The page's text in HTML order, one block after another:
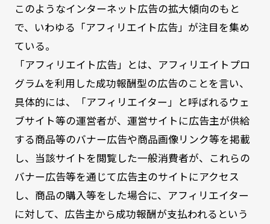
このようなインターネット広告の拡大傾向のもと
で、いわゆる「アフィリエイト広告」が注目を集め
ている。
「アフィリエイト広告」とは、アフィリエイトプロ
グラムを利用した成功報酬型の広告のことを言い、
具体的には、「アフィリエイター」と呼ばれるウェ
ブサイト等の運営者が、運営サイトに広告主が供給
する商品等のバナー広告や商品画像リンク等を掲載
し、当該サイトを閲覧した一般消費者が、これらの
バナー広告等を通じて広告主のサイトにアクセス
し、商品の購入等をした場合に、アフィリエイター
に対して、広告主から成功報酬が支払われるという